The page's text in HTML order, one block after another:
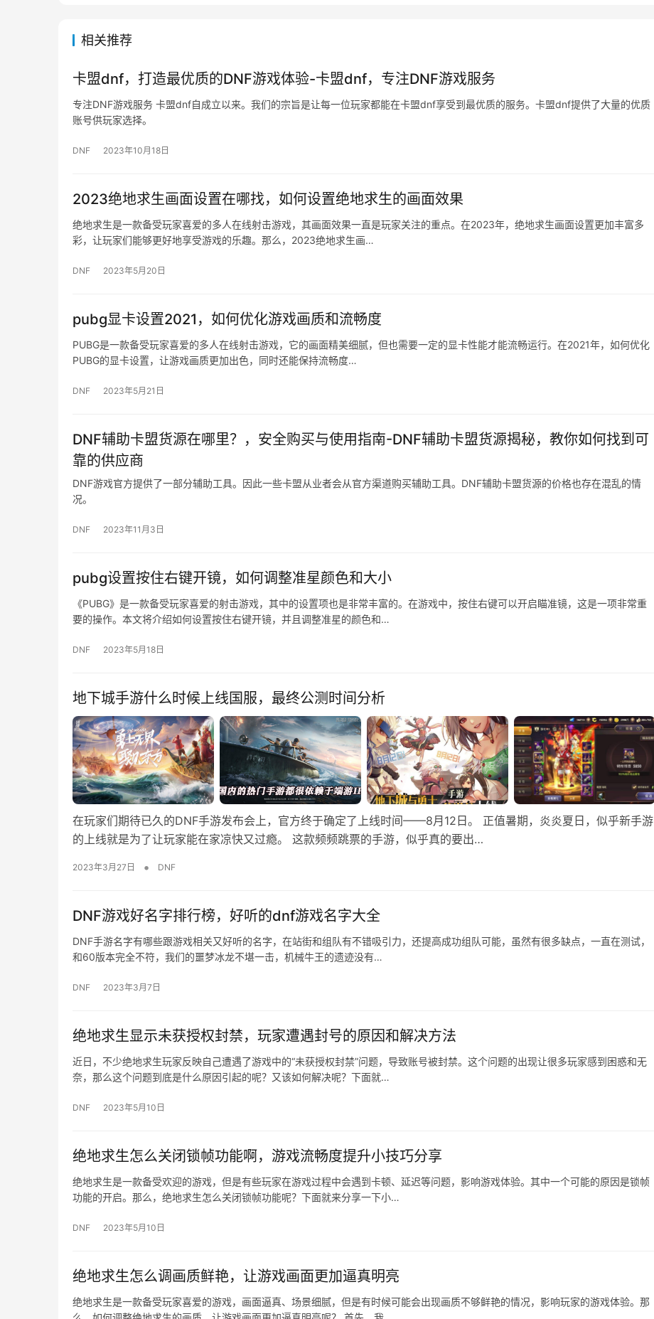
相关推荐
卡盟dnf，打造最优质的DNF游戏体验-卡盟dnf，专注DNF游戏服务
专注DNF游戏服务 卡盟dnf自成立以来。我们的宗旨是让每一位玩家都能在卡盟dnf享受到最优质的服务。卡盟dnf提供了大量的优质
账号供玩家选择。
DNF 2023年10月18日
2023绝地求生画面设置在哪找，如何设置绝地求生的画面效果
绝地求生是一款备受玩家喜爱的多人在线射击游戏，其画面效果一直是玩家关注的重点。在2023年，绝地求生画面设置更加丰富多
彩，让玩家们能够更好地享受游戏的乐趣。那么，2023绝地求生画…
DNF 2023年5月20日
pubg显卡设置2021，如何优化游戏画质和流畅度
PUBG是一款备受玩家喜爱的多人在线射击游戏，它的画面精美细腻，但也需要一定的显卡性能才能流畅运行。在2021年，如何优化
PUBG的显卡设置，让游戏画质更加出色，同时还能保持流畅度…
DNF 2023年5月21日
DNF辅助卡盟货源在哪里？，安全购买与使用指南-DNF辅助卡盟货源揭秘，教你如何找到可
靠的供应商
DNF游戏官方提供了一部分辅助工具。因此一些卡盟从业者会从官方渠道购买辅助工具。DNF辅助卡盟货源的价格也存在混乱的情
况。
DNF 2023年11月3日
pubg设置按住右键开镜，如何调整准星颜色和大小
《PUBG》是一款备受玩家喜爱的射击游戏，其中的设置项也是非常丰富的。在游戏中，按住右键可以开启瞄准镜，这是一项非常重
要的操作。本文将介绍如何设置按住右键开镜，并且调整准星的颜色和…
DNF 2023年5月18日
地下城手游什么时候上线国服，最终公测时间分析
在玩家们期待已久的DNF手游发布会上，官方终于确定了上线时间——8月12日。 正值暑期，炎炎夏日，似乎新手游
的上线就是为了让玩家能在家凉快又过瘾。 这款频频跳票的手游，似乎真的要出…
2023年3月27日 • DNF
DNF游戏好名字排行榜，好听的dnf游戏名字大全
DNF手游名字有哪些跟游戏相关又好听的名字，在站街和组队有不错吸引力，还提高成功组队可能，虽然有很多缺点，一直在测试，
和60版本完全不符，我们的噩梦冰龙不堪一击，机械牛王的遗迹没有…
DNF 2023年3月7日
绝地求生显示未获授权封禁，玩家遭遇封号的原因和解决方法
近日，不少绝地求生玩家反映自己遭遇了游戏中的“未获授权封禁”问题，导致账号被封禁。这个问题的出现让很多玩家感到困惑和无
奈，那么这个问题到底是什么原因引起的呢？又该如何解决呢？下面就…
DNF 2023年5月10日
绝地求生怎么关闭锁帧功能啊，游戏流畅度提升小技巧分享
绝地求生是一款备受欢迎的游戏，但是有些玩家在游戏过程中会遇到卡顿、延迟等问题，影响游戏体验。其中一个可能的原因是锁帧
功能的开启。那么，绝地求生怎么关闭锁帧功能呢？下面就来分享一下小…
DNF 2023年5月10日
绝地求生怎么调画质鲜艳，让游戏画面更加逼真明亮
绝地求生是一款备受玩家喜爱的游戏，画面逼真、场景细腻，但是有时候可能会出现画质不够鲜艳的情况，影响玩家的游戏体验。那